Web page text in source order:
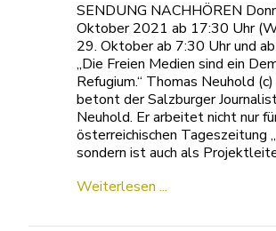
SENDUNG NACHHÖREN
Oktober 2021 ab 17:30 Uhr
29. Oktober ab 7:30 Uhr und
„Die Freien Medien sind ein
Refugium.“ Thomas Neuhold
betont der Salzburger
Neuhold. Er arbeitet nicht nur
österreichischen Tageszeitung
sondern ist auch als
Weiterlesen ...